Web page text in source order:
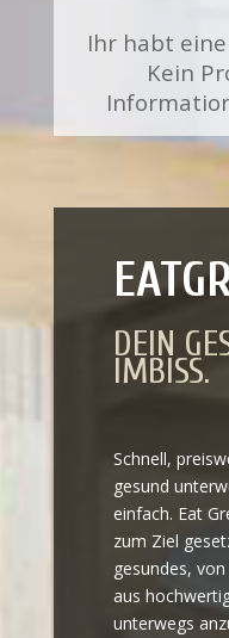
Ihr habt
Kein
DEIN
IMBISS.
Schnell,
gesund
einfach. Eat
zum Ziel
gesundes,
aus
unterwegs